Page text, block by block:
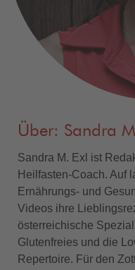
Über: Sandra
Sandra M. Exl ist
Heilfasten-Coach. Auf
Ernährungs- und
Videos ihre
österreichische
Glutenfreies und die
Repertoire. Für den